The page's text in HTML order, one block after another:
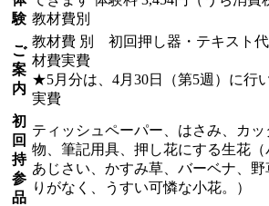
験 教材費別
ご
案
内
教材費 別 初回押し器・テキスト代
材費実費
★5月分は、4月30日（第5週）に行
実費
初
回
持
参
品
ティッシュペーパー、はさみ、カ
物、筆記用具、押し花にする生花（
あじさい、かすみ草、バーベナ、
りがなく、うすい可憐な小花。）